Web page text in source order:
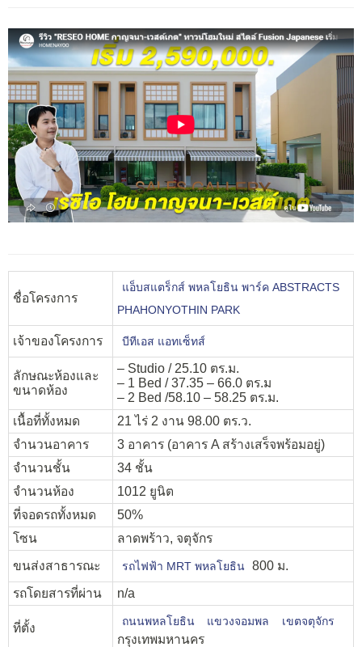
ชื่อโครงการ
แอ็บสแตร็กส์ พหลโยธิน พาร์ค ABSTRACTS
PHAHONYOTHIN PARK
เจ้าของโครงการ บีทีเอส แอทเซ็ทส์
ลักษณะห้องและ
ขนาดห้อง
– Studio / 25.10 ตร.ม.
– 1 Bed / 37.35 – 66.0 ตร.ม
– 2 Bed /58.10 – 58.25 ตร.ม.
เนื้อที่ทั้งหมด
21 ไร่ 2 งาน 98.00 ตร.ว.
จำนวนอาคาร
3 อาคาร (อาคาร A สร้างเสร็จพร้อมอยู่)
จำนวนชั้น
34 ชั้น
จำนวนห้อง
1012 ยูนิต
ที่จอดรถทั้งหมด
50%
โซน
ลาดพร้าว, จตุจักร
ขนส่งสาธารณะ
รถไฟฟ้า MRT พหลโยธิน 800 ม.
รถโดยสารที่ผ่าน
n/a
ที่ตั้ง ถนนพหลโยธิน แขวงจอมพล เขตจตุจักร
กรุงเทพมหานคร